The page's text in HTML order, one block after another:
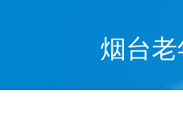
烟台